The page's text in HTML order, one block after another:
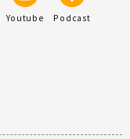
Youtube Podcast